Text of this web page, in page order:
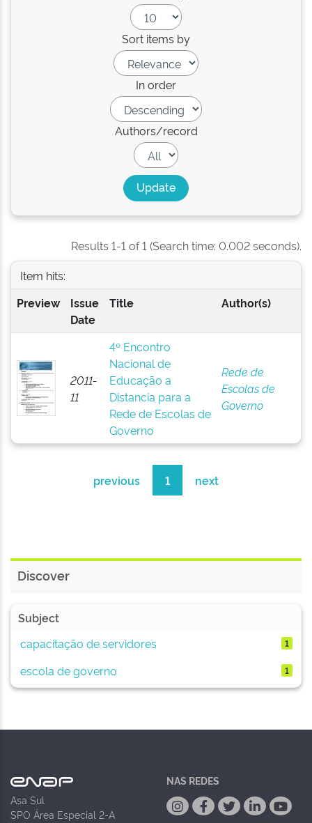
Sort items by
In order
Authors/record
Results 1-1 of 1 (Search time: 0.002 seconds).
Item hits:
Preview
Issue
Date
Title Author(s)
2011-
11
4º Encontro
Nacional de
Educação a
Distancia para a
Rede de Escolas de
Governo
Rede de
Escolas de
Governo
previous 1 next
Discover
Subject
capacitação de servidores
1
escola de governo 1
Asa Sul
SPO Área Especial 2-A
NAS REDES